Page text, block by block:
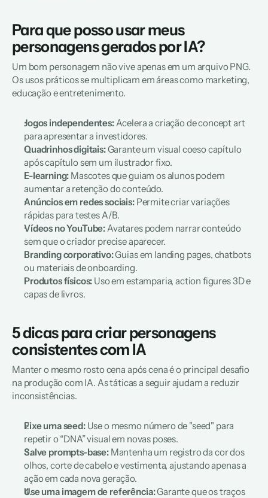
Para que posso usar meus
personagens gerados por IA?
Um bom personagem não vive apenas em um arquivo PNG.
Os usos práticos se multiplicam em áreas como marketing,
educação e entretenimento.
Jogos independentes: Acelera a criação de concept art
para apresentar a investidores.
Quadrinhos digitais: Garante um visual coeso capítulo
após capítulo sem um ilustrador fixo.
E-learning: Mascotes que guiam os alunos podem
aumentar a retenção do conteúdo.
Anúncios em redes sociais: Permite criar variações
rápidas para testes A/B.
Vídeos no YouTube: Avatares podem narrar conteúdo
sem que o criador precise aparecer.
Branding corporativo: Guias em landing pages, chatbots
ou materiais de onboarding.
Produtos físicos: Uso em estamparia, action figures 3D e
capas de livros.
5 dicas para criar personagens
consistentes com IA
Manter o mesmo rosto cena após cena é o principal desafio
na produção com IA. As táticas a seguir ajudam a reduzir
inconsistências.
Fixe uma seed: Use o mesmo número de "seed" para
repetir o “DNA” visual em novas poses.
Salve prompts-base: Mantenha um registro da cor dos
olhos, corte de cabelo e vestimenta, ajustando apenas a
ação em cada nova geração.
Use uma imagem de referência: Garante que os traços